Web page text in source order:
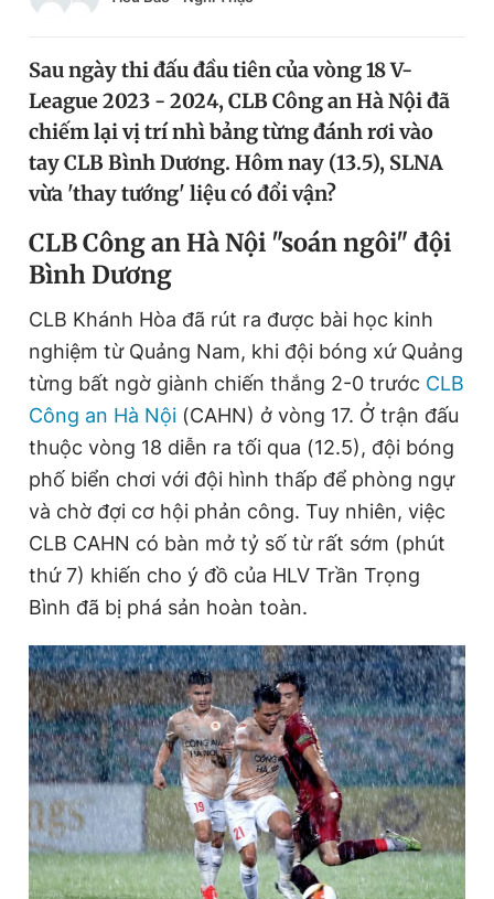
Video Magazine
Sản phẩm khác
Tiện ích Bạn cần biết
Thông tin tòa soạn Liên hệ quảng cáo
Đọc Thanh Niên trên điện thoại
Theo dõi báo trên
Hotline
0906 645 777
Liên hệ quảng cáo
0908 780 404
Đặt báo Quảng cáo RSS Tòa soạn Chính sách bảo
Tổng biên tập: Nguyễn Ngọc Toàn
Phó tổng biên tập thường trực: Hải Thành
Phó tổng biên tập: Lâm Hiếu Dũng
Phó tổng biên tập: Trần Việt Hưng
Tổng thư ký tòa soạn: Đức Trung
Đăng xuất
Sau ngày thi đấu đầu tiên của vòng 18 V-
League 2023 - 2024, CLB Công an Hà Nội đã
chiếm lại vị trí nhì bảng từng đánh rơi vào
tay CLB Bình Dương. Hôm nay (13.5), SLNA
vừa 'thay tướng' liệu có đổi vận?
CLB Công an Hà Nội "soán ngôi" đội
BìnhDương
CLB Khánh Hòa đã rút ra được bài học kinh
nghiệm từ Quảng Nam, khi đội bóng xứ Quảng
từng bất ngờ giành chiến thắng 2-0 trước CLB
Công an Hà Nội (CAHN) ở vòng 17. Ở trận đấu
thuộc vòng 18 diễn ra tối qua (12.5), đội bóng
phố biển chơi với đội hình thấp để phòng ngự
và chờ đợi cơ hội phản công. Tuy nhiên, việc
CLB CAHN có bàn mở tỷ số từ rất sớm (phút
thứ 7) khiến cho ý đồ của HLV Trần Trọng
Bình đã bị phá sản hoàn toàn.